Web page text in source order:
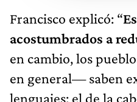
Francisco explicó: “
acostumbrados a
en cambio, los
en general— saben
lenguajes: el de la